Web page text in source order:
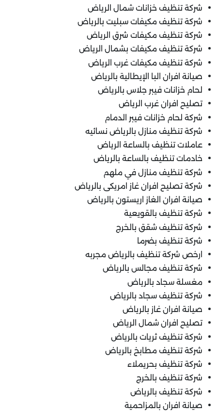
شركة تنظيف خزانات شمال الرياض
شركة تنظيف مكيفات سبليت بالرياض
شركة تنظيف مكيفات شرق الرياض
شركة تنظيف مكيفات بشمال الرياض
شركة تنظيف مكيفات غرب الرياض
صيانة افران البا الإيطالية بالرياض
لحام خزانات فيبر جلاس بالرياض
تصليح افران غرب الرياض
شركة لحام خزانات فيبر الدمام
شركة تنظيف منازل بالرياض نسائيه
عاملات تنظيف بالساعة الرياض
خادمات تنظيف بالساعة بالرياض
شركة تنظيف منازل في ملهم
شركة تصليح افران غاز امريكى بالرياض
صيانة افران الغاز اريستون بالرياض
شركة تنظيف بالقويعية
شركة تنظيف شقق بالخرج
شركة تنظيف بضرما
ارخص شركة تنظيف بالرياض مجربه
شركة تنظيف مجالس بالرياض
مغسلة سجاد بالرياض
شركة تنظيف سجاد بالرياض
صيانة افران غاز بالرياض
تصليح افران شمال الرياض
شركة تنظيف ثريات بالرياض
شركة تنظيف مطابخ بالرياض
شركة تنظيف بحريملاء
شركة تنظيف بالخرج
شركة تنظيف بالرياض
صيانة افران بالمزاحمية